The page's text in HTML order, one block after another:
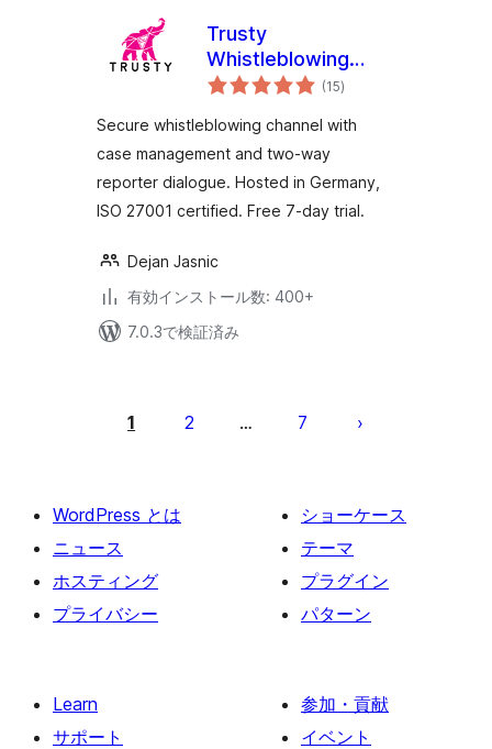
Trusty
Whistleblowing
Solution
(15個
の
価
)
Secure whistleblowing channel with
case management and two-way
reporter dialogue. Hosted in Germany,
ISO 27001 certified. Free 7-day trial.
Dejan Jasnic
有効インストール数: 400+
7.0.3で検証済み
ー
ジ
送
り
1 2 … 7
WordPress とは
ニュース
ホスティング
プライバシー
ショーケース
テーマ
プラグイン
パターン
Learn
サポート
参加・貢献
イベント